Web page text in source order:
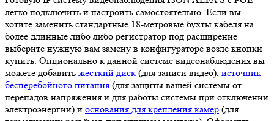
легко подключить и настроить самостоятельно. Если вы
хотите заменить стандартные 18-метровые бухты кабеля на
более длинные либо либо регистратор под расширение
выберите нужную вам замену в конфигураторе возле кнопки
купить. Опционально к данной системе видеонаблюдения вы
можете добавить жёсткий диск (для записи видео), источник
бесперебойного питания (для защиты вашей системы от
перепадов напряжения и для работы системы при отключении
электроэнергии) и основания для крепления камер (для